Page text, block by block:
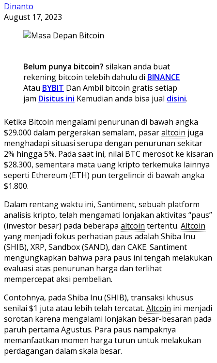
Dinanto
August 17, 2023
Belum punya bitcoin? silakan anda buat
rekening bitcoin telebih dahulu di BINANCE
Atau BYBIT Dan Ambil bitcoin gratis setiap
jam Disitus ini Kemudian anda bisa jual disini.
Ketika Bitcoin mengalami penurunan di bawah angka
$29.000 dalam pergerakan semalam, pasaraltcoin juga
menghadapi situasi serupa dengan penurunan sekitar
2% hingga 5%. Pada saat ini, nilai BTC merosot ke kisaran
$28.300, sementara mata uang kripto terkemuka lainnya
seperti Ethereum (ETH) pun tergelincir di bawah angka
$1.800.
Dalam rentang waktu ini, Santiment, sebuah platform
analisis kripto, telah mengamati lonjakan aktivitas “paus”
(investor besar) pada beberapa altcoin tertentu. Altcoin
yang menjadi fokus perhatian paus adalah Shiba Inu
(SHIB), XRP, Sandbox (SAND), dan CAKE. Santiment
mengungkapkan bahwa para paus ini tengah melakukan
evaluasi atas penurunan harga dan terlihat
mempercepat aksi pembelian.
Contohnya, pada Shiba Inu (SHIB), transaksi khusus
senilai $1 juta atau lebih telah tercatat. Altcoin ini menjadi
sorotan karena mengalami lonjakan besar-besaran pada
paruh pertama Agustus. Para paus nampaknya
memanfaatkan momen harga turun untuk melakukan
perdagangan dalam skala besar.